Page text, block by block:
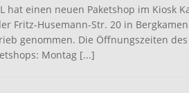
hat einen neuen Paketshop im Kiosk
Fritz-Husemann-Str. 20 in
genommen. Die Öffnungszeiten des
Montag [...]